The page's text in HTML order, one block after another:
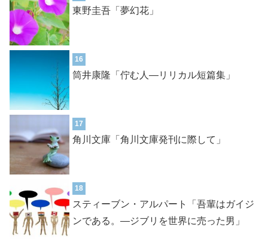
東野圭吾「夢幻花」
16
筒井康隆「佇む人―リリカル短篇集」
17
角川文庫「角川文庫発刊に際して」
18
スティーブン・アルパート「吾輩はガイジ
ンである。―ジブリを世界に売った男」